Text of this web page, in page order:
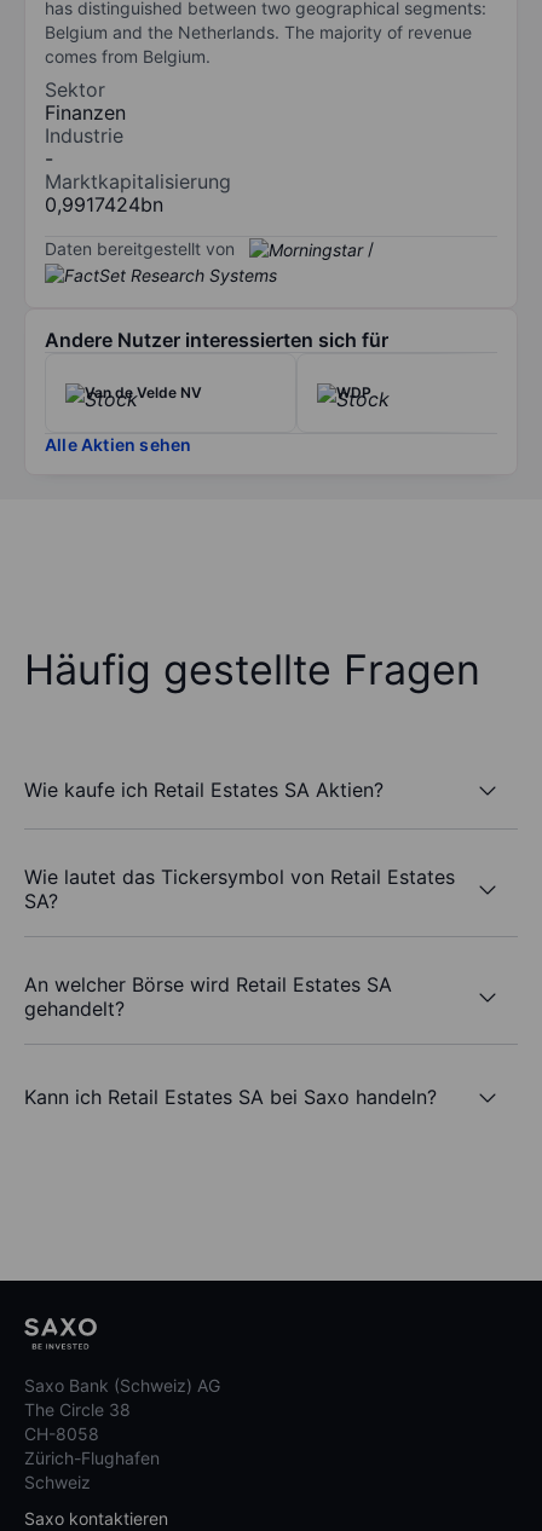
has distinguished between two geographical segments:
Belgium and the Netherlands. The majority of revenue
comes from Belgium.
Sektor
Finanzen
Industrie
-
Marktkapitalisierung
0,9917424bn
Daten bereitgestellt von /
Andere Nutzer interessierten sich für
Van de Velde NV WDP
Alle Aktien sehen
Häufig gestellte Fragen
Wie kaufe ich Retail Estates SA Aktien?
Wie lautet das Tickersymbol von Retail Estates
SA?
An welcher Börse wird Retail Estates SA
gehandelt?
Kann ich Retail Estates SA bei Saxo handeln?
Saxo Bank (Schweiz) AG
The Circle 38
CH-8058
Zürich-Flughafen
Schweiz
Saxo kontaktieren